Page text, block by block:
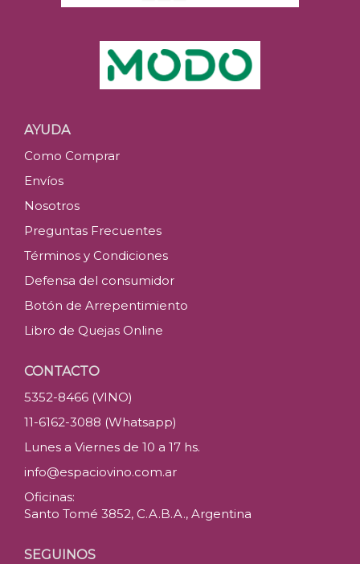
AYUDA
Como Comprar
Envíos
Nosotros
Preguntas Frecuentes
Términos y Condiciones
Defensa del consumidor
Botón de Arrepentimiento
Libro de Quejas Online
CONTACTO
5352-8466 (VINO)
11-6162-3088 (Whatsapp)
Lunes a Viernes de 10 a 17 hs.
info@espaciovino.com.ar
Oficinas:
Santo Tomé 3852, C.A.B.A., Argentina
SEGUINOS